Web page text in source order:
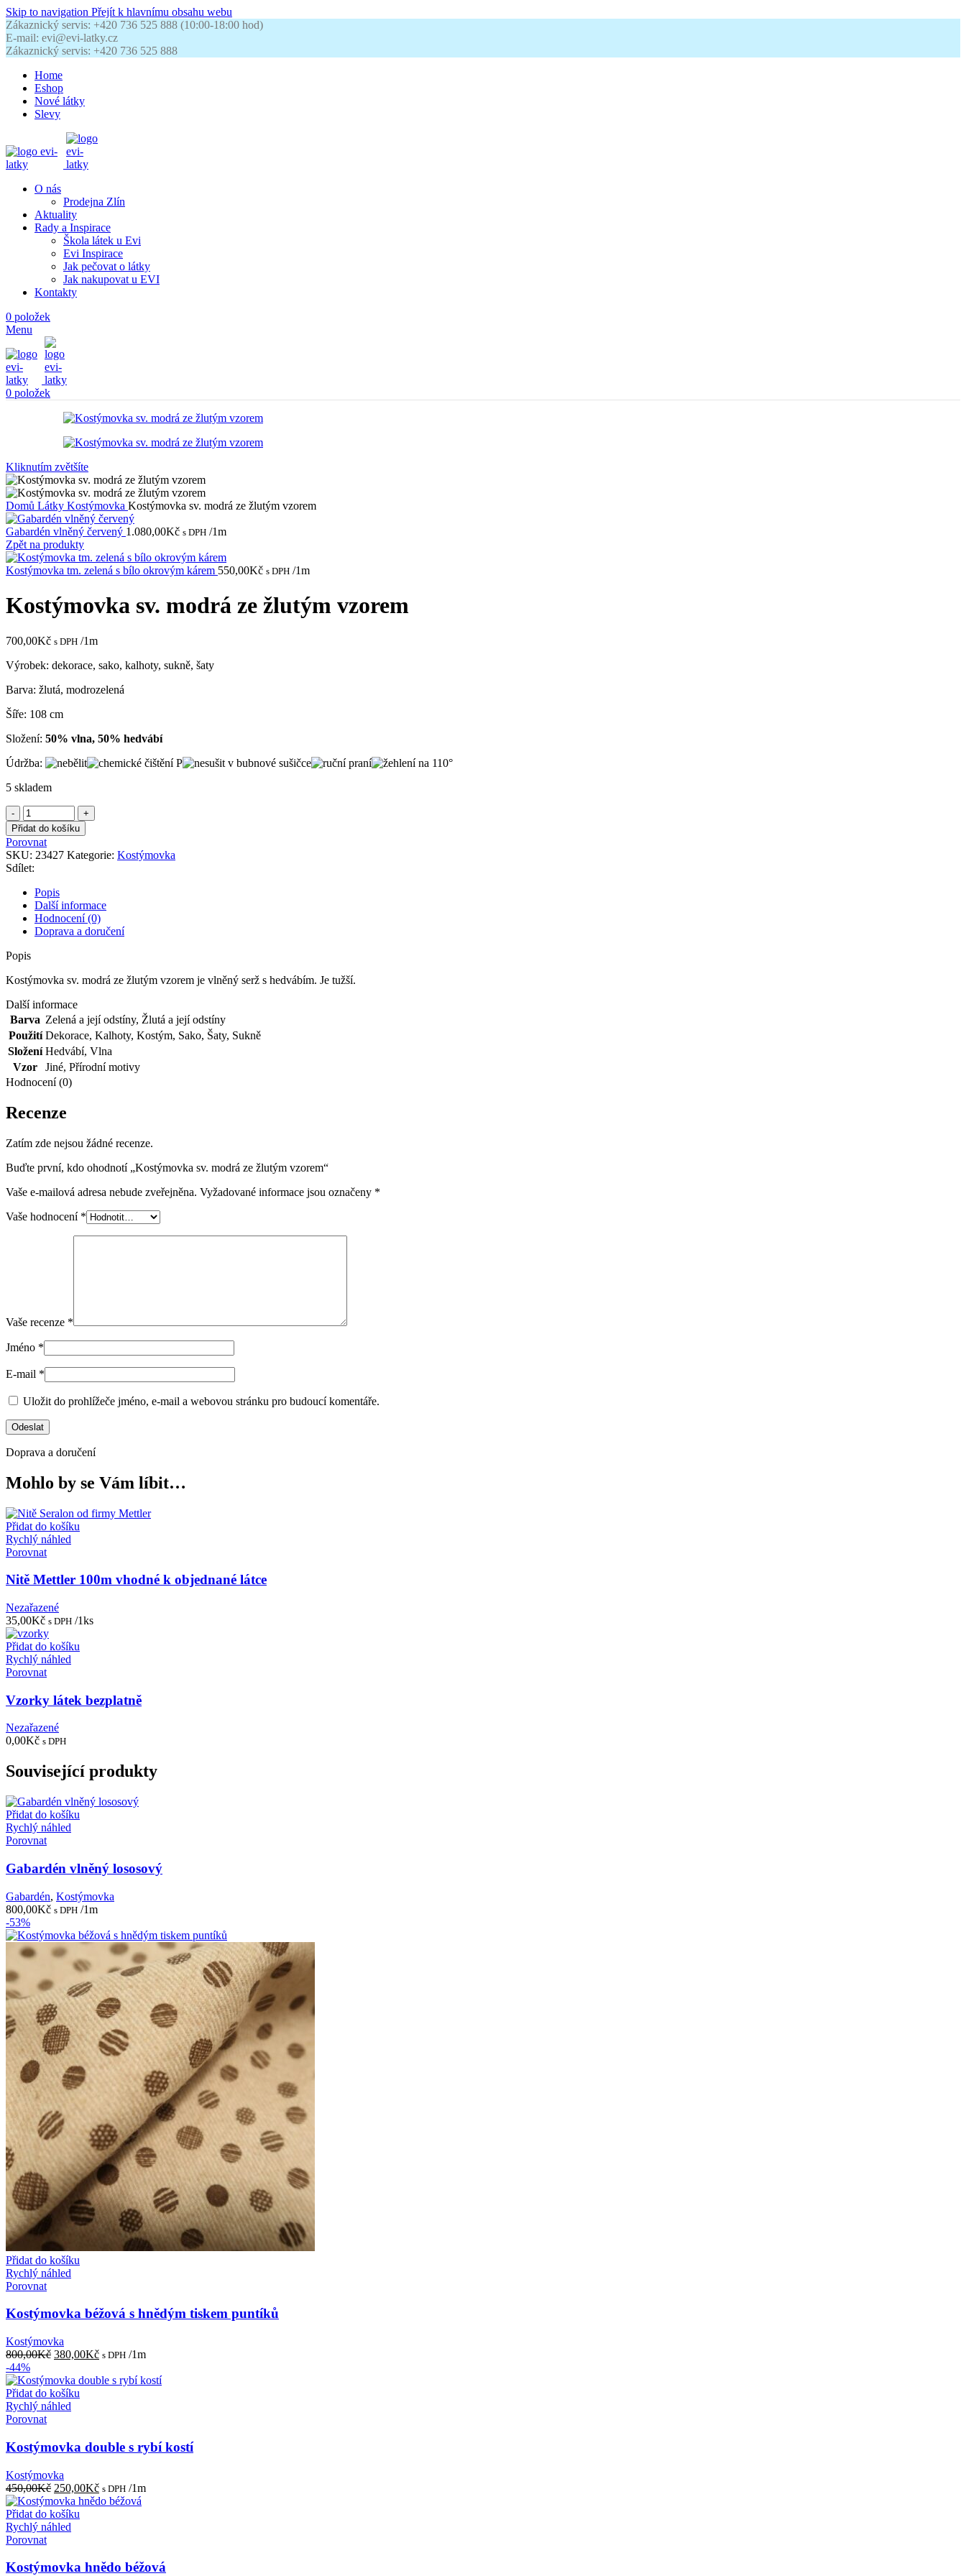
Skip to navigation Přejít k hlavnímu obsahu webu
Zákaznický servis: +420 736 525 888 (10:00-18:00 hod)
E-mail: evi@evi-latky.cz
Zákaznický servis: +420 736 525 888
Home
Eshop
Nové látky
Slevy
O nás
Prodejna Zlín
Aktuality
Rady a Inspirace
Škola látek u Evi
Evi Inspirace
Jak pečovat o látky
Jak nakupovat u EVI
Kontakty
0 položek
Menu
0 položek
Kliknutím zvětšíte
Domů Látky Kostýmovka Kostýmovka sv. modrá ze žlutým vzorem
Gabardén vlněný červený 1.080,00Kč s DPH /1m
Zpět na produkty
Kostýmovka tm. zelená s bílo okrovým kárem 550,00Kč s DPH /1m
Kostýmovka sv. modrá ze žlutým vzorem
700,00Kč s DPH /1m
Výrobek: dekorace, sako, kalhoty, sukně, šaty
Barva: žlutá, modrozelená
Šíře: 108 cm
Složení: 50% vlna, 50% hedvábí
Údržba:
5 skladem
Kostýmovka
sv.
modrá
ze
žlutým
vzorem
množství
Přidat do košíku
Porovnat
SKU: 23427 Kategorie: Kostýmovka
Sdílet:
Popis
Další informace
Hodnocení (0)
Doprava a doručení
Popis
Kostýmovka sv. modrá ze žlutým vzorem je vlněný serž s hedvábím. Je tužší.
Další informace
Barva Zelená a její odstíny, Žlutá a její odstíny
Použití Dekorace, Kalhoty, Kostým, Sako, Šaty, Sukně
Složení Hedvábí, Vlna
Vzor
Jiné, Přírodní motivy
Hodnocení (0)
Recenze
Zatím zde nejsou žádné recenze.
Buďte první, kdo ohodnotí „Kostýmovka sv. modrá ze žlutým vzorem“
Vaše e-mailová adresa nebude zveřejněna. Vyžadované informace jsou označeny *
Vaše hodnocení *
Vaše recenze *
Jméno *
E-mail *
Uložit do prohlížeče jméno, e-mail a webovou stránku pro budoucí komentáře.
Doprava a doručení
Mohlo by se Vám líbit…
Přidat do košíku
Rychlý náhled
Porovnat
Nitě Mettler 100m vhodné k objednané látce
Nezařazené
35,00Kč s DPH /1ks
Přidat do košíku
Rychlý náhled
Porovnat
Vzorky látek bezplatně
Nezařazené
0,00Kč s DPH
Související produkty
Přidat do košíku
Rychlý náhled
Porovnat
Gabardén vlněný lososový
Gabardén, Kostýmovka
800,00Kč s DPH /1m
-53%
Přidat do košíku
Rychlý náhled
Porovnat
Kostýmovka béžová s hnědým tiskem puntíků
Kostýmovka
800,00Kč Původní
byla:
800,00Kč.
380,00KčAktuální
je:
s DPH /1m
-44%
Přidat do košíku
Rychlý náhled
Porovnat
Kostýmovka double s rybí kostí
Kostýmovka
450,00Kč Původní
cena
byla:
450,00Kč.
250,00KčAktuální
cena
s DPH /1m
Přidat do košíku
Rychlý náhled
Porovnat
Kostýmovka hnědo béžová